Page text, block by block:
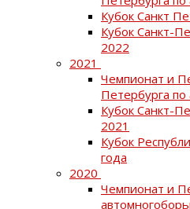
Кубок Санкт
Кубок Санкт-
2022
2021
Чемпионат и
Петербурга
Кубок Санкт-
2021
Кубок
года
2020
Чемпионат и